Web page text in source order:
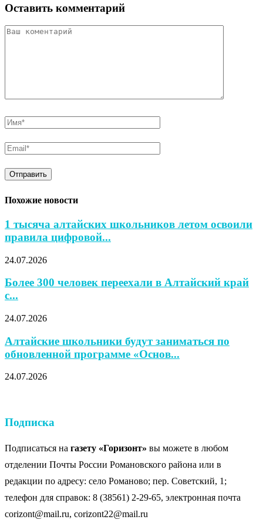
Оставить комментарий
Похожие новости
1 тысяча алтайских школьников летом освоили
правила цифровой...
24.07.2026
Более 300 человек переехали в Алтайский край
с...
24.07.2026
Алтайские школьники будут заниматься по
обновленной программе «Основ...
24.07.2026
Подписка
Подписаться на газету «Горизонт» вы можете в любом
отделении Почты России Романовского района или в
редакции по адресу: село Романово; пер. Советский, 1;
телефон для справок: 8 (38561) 2-29-65, электронная почта
corizont@mail.ru, corizont22@mail.ru